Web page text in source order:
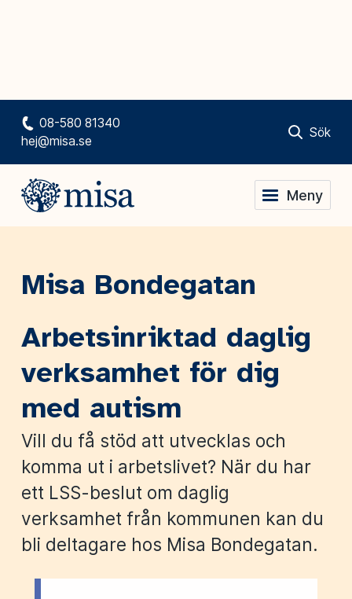
08-580 81340
hej@misa.se
Sök
Meny
Misa Bondegatan
Arbetsinriktad daglig
verksamhet för dig
med autism
Vill du få stöd att utvecklas och
komma ut i arbetslivet? När du har
ett LSS-beslut om daglig
verksamhet från kommunen kan du
bli deltagare hos Misa Bondegatan.